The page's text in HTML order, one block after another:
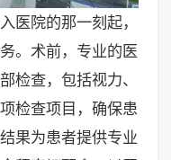
医院的那一刻起，
。术前，专业的医
检查，包括视力、
检查项目，确保患
果为患者提供专业